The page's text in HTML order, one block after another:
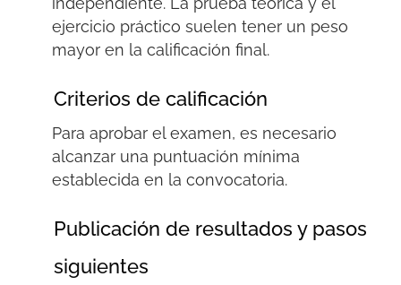
ejercicio práctico suelen tener un peso
mayor en la calificación final.
Criterios de calificación
Para aprobar el examen, es necesario
alcanzar una puntuación mínima
establecida en la convocatoria.
Publicación de resultados y pasos
siguientes